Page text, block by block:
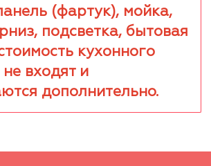
(фартук), мойка,
подсветка, бытовая
кухонного
входят и
дополнительно.